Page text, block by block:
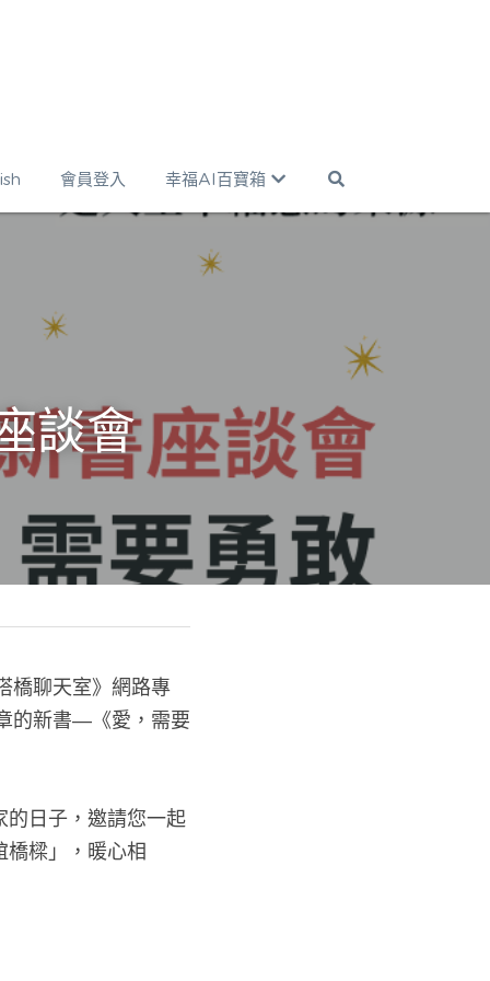
會員登入 幸福AI百寶箱
談會
橋聊天室》網路專
的新書—《愛，需要
的日子，邀請您一起
橋樑」，暖心相